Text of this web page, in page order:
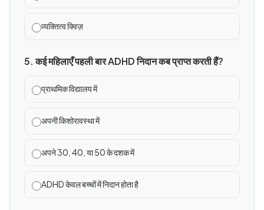
व्यक्तित्व क्विज़
5. कई महिलाएँ पहली बार ADHD निदान कब प्राप्त करती हैं?
प्राथमिक विद्यालय में
अपनी किशोरावस्था में
अपने 30, 40, या 50 के दशक में
ADHD केवल बच्चों में निदान होता है